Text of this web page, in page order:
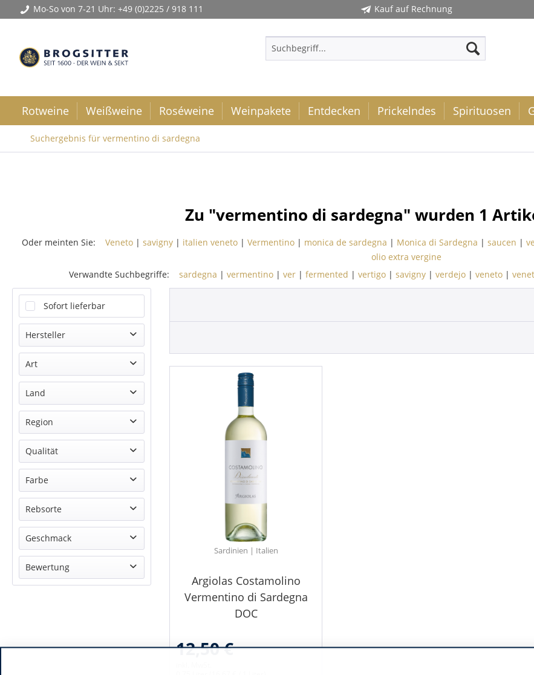
Mo-So von 7-21 Uhr: +49 (0)2225 / 918 111 Kauf auf Rechnung
Rotweine Weißweine Roséweine Weinpakete Entdecken Prickelndes Spirituosen
Suchergebnis für vermentino di sardegna
Zu "vermentino di sardegna" wurden 1
Oder meinten Sie: Veneto | savigny | italien veneto | Vermentino | monica de sardegna | Monica di Sardegna | saucen |
olio extra vergine
Verwandte Suchbegriffe:
sardegna | vermentino | ver | fermented | vertigo | savigny | verdejo | veneto |
Sofort lieferbar
Hersteller
Art
Weißwein
Land
Italien
Region
Sardinien
Qualität
Sardegna DOC
Farbe
Weiß
Rebsorte
Vermentino
Geschmack
trocken
Bewertung
Sardinien | Italien
Argiolas Costamolino
Vermentino di Sardegna
DOC
12,50 €